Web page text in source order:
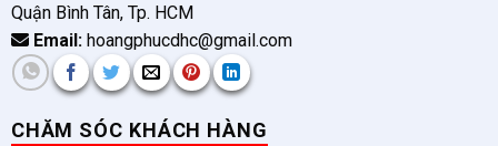
Quận Bình Tân, Tp. HCM
Email:hoangphucdhc@gmail.com
CHĂM SÓC KHÁCH HÀNG